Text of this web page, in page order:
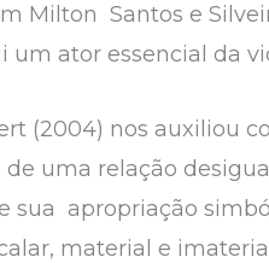
Milton Santos e
um ator essencial da
(2004) nos auxiliou
de uma relação
sua apropriação
material e